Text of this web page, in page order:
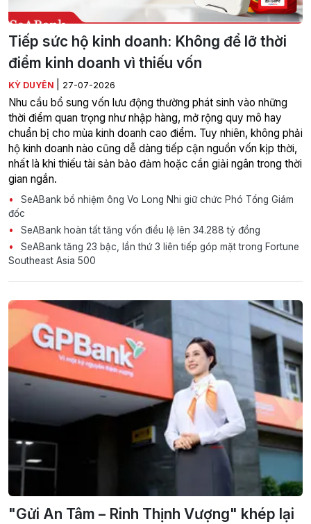
Tiếp sức hộ kinh doanh: Không để lỡ thời
điểm kinh doanh vì thiếu vốn
KỲ DUYÊN 27-07-2026
Nhu cầu bổ sung vốn lưu động thường phát sinh vào những
thời điểm quan trọng như nhập hàng, mở rộng quy mô hay
chuẩn bị cho mùa kinh doanh cao điểm. Tuy nhiên, không phải
hộ kinh doanh nào cũng dễ dàng tiếp cận nguồn vốn kịp thời,
nhất là khi thiếu tài sản bảo đảm hoặc cần giải ngân trong thời
gian ngắn.
SeABank bổ nhiệm ông Vo Long Nhi giữ chức Phó Tổng Giám
đốc
SeABank hoàn tất tăng vốn điều lệ lên 34.288 tỷ đồng
SeABank tăng 23 bậc, lần thứ 3 liên tiếp góp mặt trong Fortune
Southeast Asia 500
"Gửi An Tâm – Rinh Thịnh Vượng" khép lại